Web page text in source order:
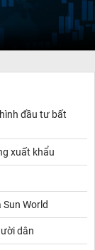
đầu tư bất
xuất khẩu
World
dân